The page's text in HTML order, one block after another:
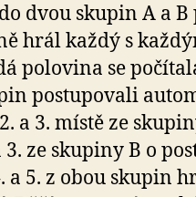
dvou skupin A a B
hrál každý s
polovina se
postupovali
a 3. místě ze
ze skupiny B o
a 5. z obou skupin